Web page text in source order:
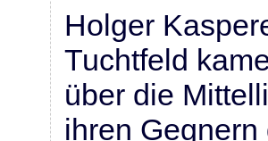
Holger
Tuchtfeld
über die
ihren